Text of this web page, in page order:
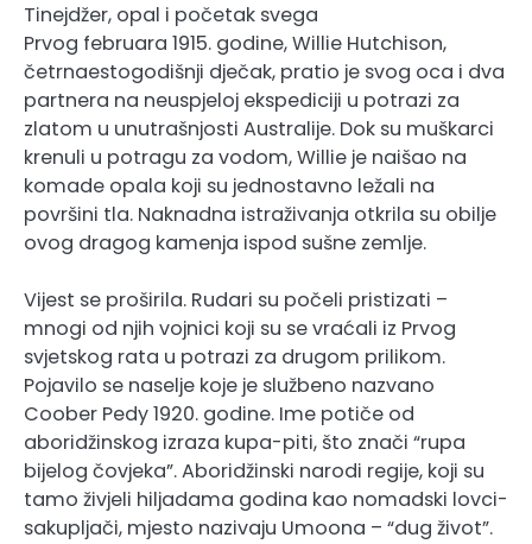
Tinejdžer, opal i početak svega
Prvog februara 1915. godine, Willie Hutchison,
četrnaestogodišnji dječak, pratio je svog oca i dva
partnera na neuspjeloj ekspediciji u potrazi za
zlatom u unutrašnjosti Australije. Dok su muškarci
krenuli u potragu za vodom, Willie je naišao na
komade opala koji su jednostavno ležali na
površini tla. Naknadna istraživanja otkrila su obilje
ovog dragog kamenja ispod sušne zemlje.
Vijest se proširila. Rudari su počeli pristizati –
mnogi od njih vojnici koji su se vraćali iz Prvog
svjetskog rata u potrazi za drugom prilikom.
Pojavilo se naselje koje je službeno nazvano
Coober Pedy 1920. godine. Ime potiče od
aboridžinskog izraza kupa-piti, što znači “rupa
bijelog čovjeka”. Aboridžinski narodi regije, koji su
tamo živjeli hiljadama godina kao nomadski lovci-
sakupljači, mjesto nazivaju Umoona – “dug život”.